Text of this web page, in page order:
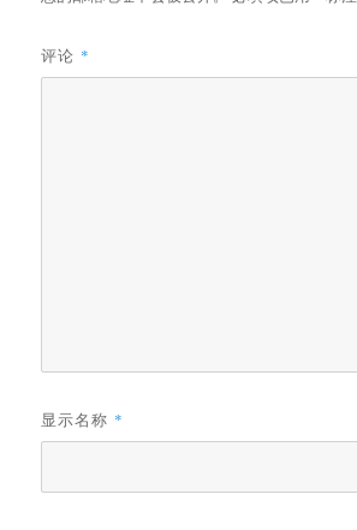
评论 *
显示名称 *